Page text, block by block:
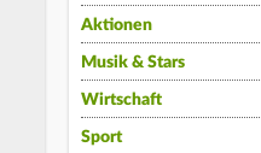
Aktionen
Musik & Stars
Wirtschaft
Sport